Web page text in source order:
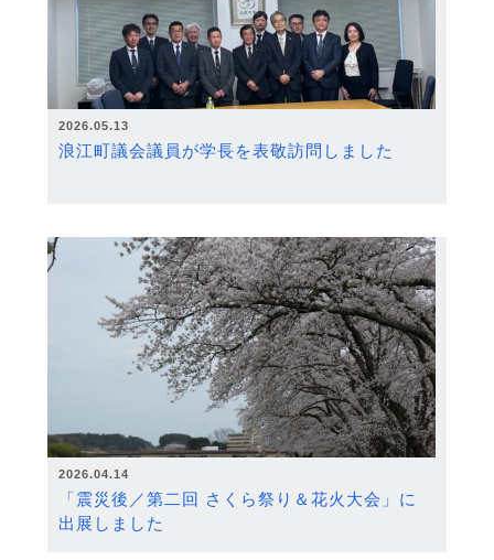
2026.05.13
浪江町議会議員が学長を表敬訪問しました
2026.04.14
「震災後／第二回 さくら祭り＆花火大会」に
出展しました